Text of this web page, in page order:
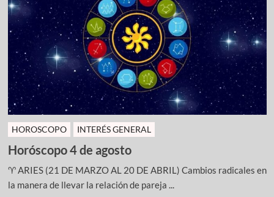
HOROSCOPO INTERÉS GENERAL
Horóscopo 4 de agosto
♈ ARIES (21 DE MARZO AL 20 DE ABRIL) Cambios radicales en
la manera de llevar la relación de pareja ...